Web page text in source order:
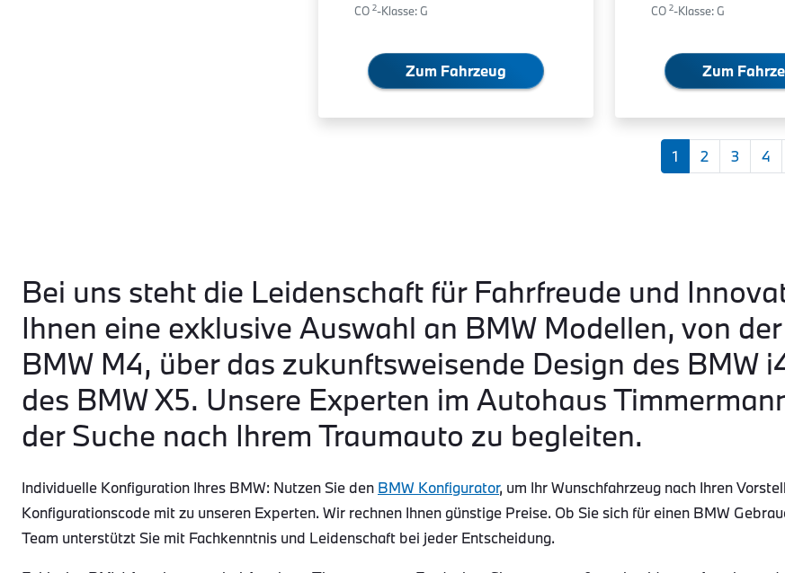
CO 2-Klasse: G
Zum Fahrzeug
CO 2-Klasse: G
Zum
1 2 3 4
Bei uns steht die Leidenschaft für Fahrfreude und
Ihnen eine exklusive Auswahl an BMW Modellen, von
BMW M4, über das zukunftsweisende Design des BMW
des BMW X5. Unsere Experten im Autohaus
der Suche nach Ihrem Traumauto zu begleiten.
Individuelle Konfiguration Ihres BMW: Nutzen Sie den BMW Konfigurator, um Ihr Wunschfahrzeug nach Ihren
Konfigurationscode mit zu unseren Experten. Wir rechnen Ihnen günstige Preise. Ob Sie sich für einen BMW
Team unterstützt Sie mit Fachkenntnis und Leidenschaft bei jeder Entscheidung.